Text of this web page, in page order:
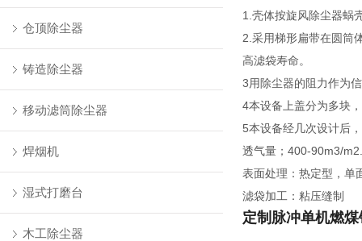
仓顶除尘器
铸造除尘器
移动滤筒除尘器
焊烟机
湿式打磨台
木工除尘器
1.壳体按旋风除尘器蜗
2.采用梯形扁带在圆筒
高滤袋寿命。
3用除尘器的阻力作为
4本设备上盖分为多块
5本设备经几次设计后
透气量；400-90m3/
表面处理：热定型，单
滤袋加工：粘压缝制
定制脉冲单机燃